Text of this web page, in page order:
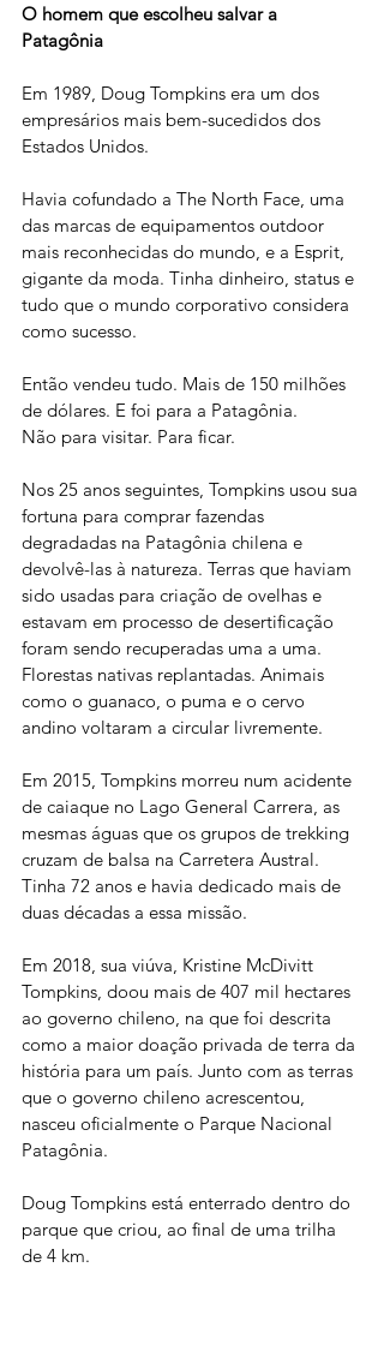
O homem que escolheu salvar a
Patagônia
Em 1989, Doug Tompkins era um dos
empresários mais bem-sucedidos dos
Estados Unidos.
Havia cofundado a The North Face, uma
das marcas de equipamentos outdoor
mais reconhecidas do mundo, e a Esprit,
gigante da moda. Tinha dinheiro, status e
tudo que o mundo corporativo considera
como sucesso.
Então vendeu tudo. Mais de 150 milhões
de dólares. E foi para a Patagônia.
Não para visitar. Para ficar.
Nos 25 anos seguintes, Tompkins usou sua
fortuna para comprar fazendas
degradadas na Patagônia chilena e
devolvê-las à natureza. Terras que haviam
sido usadas para criação de ovelhas e
estavam em processo de desertificação
foram sendo recuperadas uma a uma.
Florestas nativas replantadas. Animais
como o guanaco, o puma e o cervo
andino voltaram a circular livremente.
Em 2015, Tompkins morreu num acidente
de caiaque no Lago General Carrera, as
mesmas águas que os grupos de trekking
cruzam de balsa na Carretera Austral.
Tinha 72 anos e havia dedicado mais de
duas décadas a essa missão.
Em 2018, sua viúva, Kristine McDivitt
Tompkins, doou mais de 407 mil hectares
ao governo chileno, na que foi descrita
como a maior doação privada de terra da
história para um país. Junto com as terras
que o governo chileno acrescentou,
nasceu oficialmente o Parque Nacional
Patagônia.
Doug Tompkins está enterrado dentro do
parque que criou, ao final de uma trilha
de 4 km.